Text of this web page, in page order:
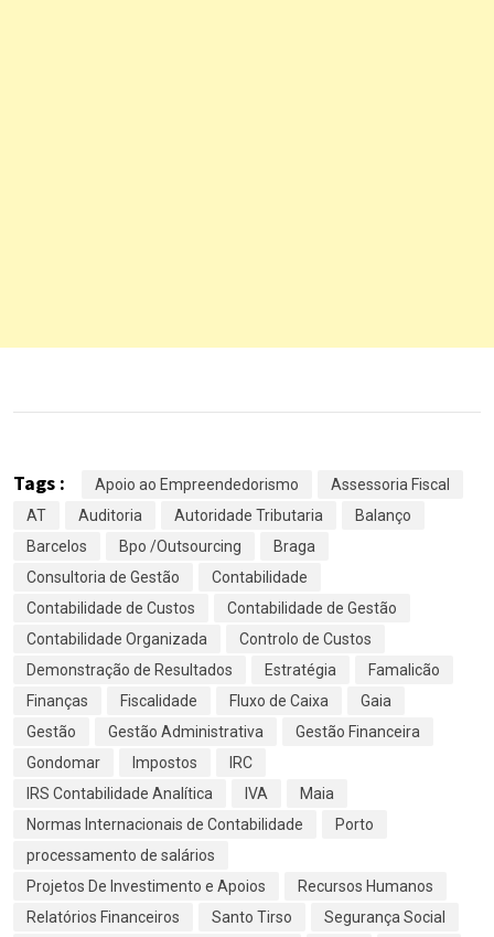
Tags : Apoio ao Empreendedorismo
Assessoria Fiscal
AT
Auditoria Autoridade Tributaria
Balanço
Barcelos
Bpo /Outsourcing
Braga
Consultoria de Gestão
Contabilidade
Contabilidade de Custos
Contabilidade de Gestão
Contabilidade Organizada
Controlo de Custos
Demonstração de Resultados
Estratégia
Famalicão
Finanças
Fiscalidade Fluxo de Caixa
Gaia
Gestão
Gestão Administrativa
Gestão Financeira
Gondomar
Impostos
IRC
IRS Contabilidade Analítica
IVA
Maia
Normas Internacionais de Contabilidade
Porto
processamento de salários
Projetos De Investimento e Apoios
Recursos Humanos
Relatórios Financeiros
Santo Tirso
Segurança Social